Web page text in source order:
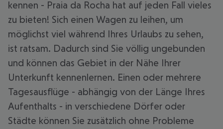
kennen - Praia da Rocha hat auf jeden Fall vieles
zu bieten! Sich einen Wagen zu leihen, um
möglichst viel während Ihres Urlaubs zu sehen,
ist ratsam. Dadurch sind Sie völlig ungebunden
und können das Gebiet in der Nähe Ihrer
Unterkunft kennenlernen. Einen oder mehrere
Tagesausflüge - abhängig von der Länge Ihres
Aufenthalts - in verschiedene Dörfer oder
Städte können Sie zusätzlich ohne Probleme